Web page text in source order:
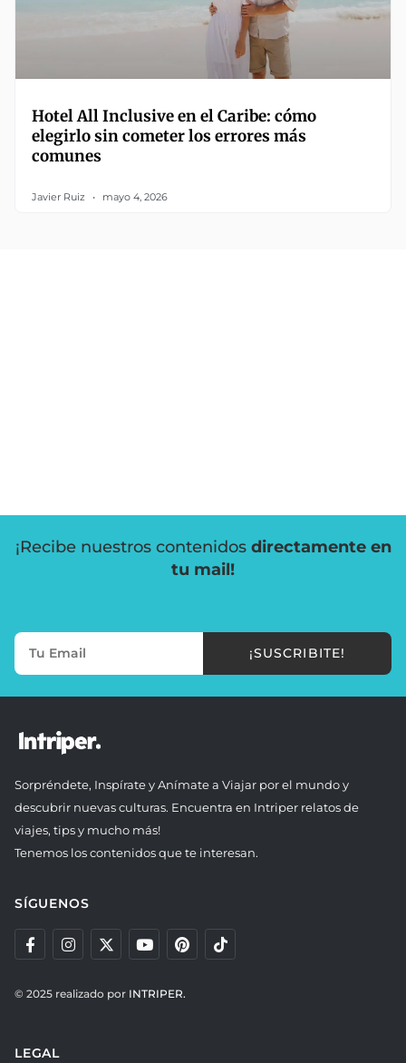
Hotel All Inclusive en el Caribe: cómo
elegirlo sin cometer los errores más
comunes
Javier Ruiz mayo 4, 2026
¡Recibe nuestros contenidos directamente en
tu mail!
¡SUSCRIBITE!
Sorpréndete, Inspírate y Anímate a Viajar por el mundo y
descubrir nuevas culturas. Encuentra en Intriper relatos de
viajes, tips y mucho más!
Tenemos los contenidos que te interesan.
SÍGUENOS
© 2025 realizado por INTRIPER.
LEGAL